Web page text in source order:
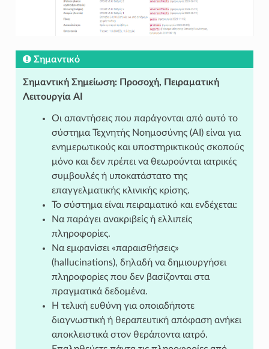
Σημαντικό
Σημαντική Σημείωση: Προσοχή, Πειραματική
Λειτουργία AI
Οι απαντήσεις που παράγονται από αυτό το
σύστημα Τεχνητής Νοημοσύνης (AI) είναι για
ενημερωτικούς και υποστηρικτικούς σκοπούς
μόνο και δεν πρέπει να θεωρούνται ιατρικές
συμβουλές ή υποκατάστατο της
επαγγελματικής κλινικής κρίσης.
Το σύστημα είναι πειραματικό και ενδέχεται:
Να παράγει ανακριβείς ή ελλιπείς
πληροφορίες.
Να εμφανίσει «παραισθήσεις»
(hallucinations), δηλαδή να δημιουργήσει
πληροφορίες που δεν βασίζονται στα
πραγματικά δεδομένα.
Η τελική ευθύνη για οποιαδήποτε
διαγνωστική ή θεραπευτική απόφαση ανήκει
αποκλειστικά στον θεράποντα ιατρό.